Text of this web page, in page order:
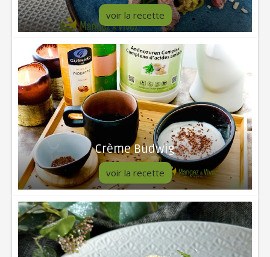
voir la recette
Crème Budwig
voir la recette